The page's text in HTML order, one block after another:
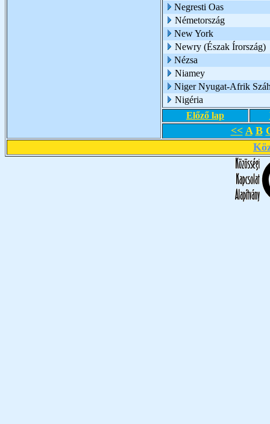
Negresti Oas
Németország
New York
Newry (Észak Írország)
Nézsa
Niamey
Niger Nyugat-Afrik
Nigéria
Előző lap
<< A B